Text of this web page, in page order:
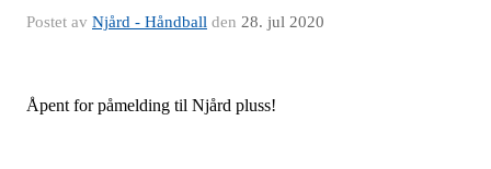
Postet av Njård - Håndball den 28. jul 2020
Åpent for påmelding til Njård pluss!